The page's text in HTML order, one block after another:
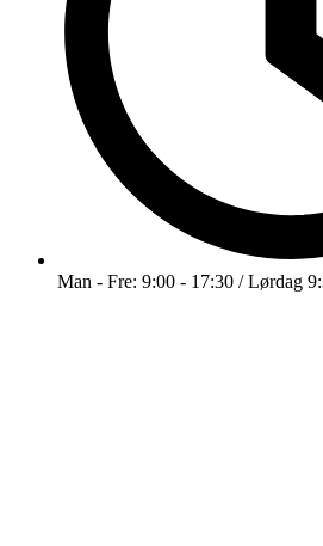
Man - Fre: 9:00 - 17:30 / Lørdag